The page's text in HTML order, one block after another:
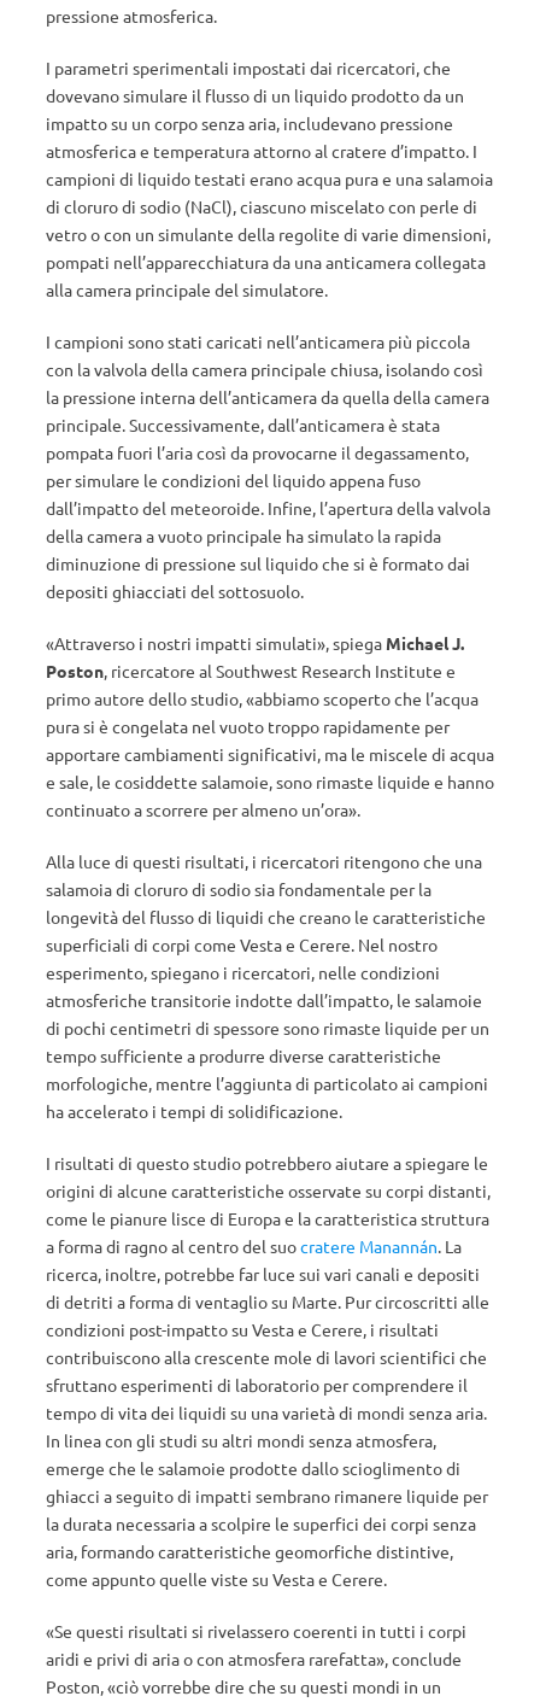
pressione atmosferica.
I parametri sperimentali impostati dai ricercatori, che
dovevano simulare il flusso di un liquido prodotto da un
impatto su un corpo senza aria, includevano pressione
atmosferica e temperatura attorno al cratere d’impatto. I
campioni di liquido testati erano acqua pura e una salamoia
di cloruro di sodio (NaCl), ciascuno miscelato con perle di
vetro o con un simulante della regolite di varie dimensioni,
pompati nell’apparecchiatura da una anticamera collegata
alla camera principale del simulatore.
I campioni sono stati caricati nell’anticamera più piccola
con la valvola della camera principale chiusa, isolando così
la pressione interna dell’anticamera da quella della camera
principale. Successivamente, dall’anticamera è stata
pompata fuori l’aria così da provocarne il degassamento,
per simulare le condizioni del liquido appena fuso
dall’impatto del meteoroide. Infine, l’apertura della valvola
della camera a vuoto principale ha simulato la rapida
diminuzione di pressione sul liquido che si è formato dai
depositi ghiacciati del sottosuolo.
«Attraverso i nostri impatti simulati», spiega Michael J.
Poston, ricercatore al Southwest Research Institute e
primo autore dello studio, «abbiamo scoperto che l’acqua
pura si è congelata nel vuoto troppo rapidamente per
apportare cambiamenti significativi, ma le miscele di acqua
e sale, le cosiddette salamoie, sono rimaste liquide e hanno
continuato a scorrere per almeno un’ora».
Alla luce di questi risultati, i ricercatori ritengono che una
salamoia di cloruro di sodio sia fondamentale per la
longevità del flusso di liquidi che creano le caratteristiche
superficiali di corpi come Vesta e Cerere. Nel nostro
esperimento, spiegano i ricercatori, nelle condizioni
atmosferiche transitorie indotte dall’impatto, le salamoie
di pochi centimetri di spessore sono rimaste liquide per un
tempo sufficiente a produrre diverse caratteristiche
morfologiche, mentre l’aggiunta di particolato ai campioni
ha accelerato i tempi di solidificazione.
I risultati di questo studio potrebbero aiutare a spiegare le
origini di alcune caratteristiche osservate su corpi distanti,
come le pianure lisce di Europa e la caratteristica struttura
a forma di ragno al centro del suocratere Manannán. La
ricerca, inoltre, potrebbe far luce sui vari canali e depositi
di detriti a forma di ventaglio su Marte. Pur circoscritti alle
condizioni post-impatto su Vesta e Cerere, i risultati
contribuiscono alla crescente mole di lavori scientifici che
sfruttano esperimenti di laboratorio per comprendere il
tempo di vita dei liquidi su una varietà di mondi senza aria.
In linea con gli studi su altri mondi senza atmosfera,
emerge che le salamoie prodotte dallo scioglimento di
ghiacci a seguito di impatti sembrano rimanere liquide per
la durata necessaria a scolpire le superfici dei corpi senza
aria, formando caratteristiche geomorfiche distintive,
come appunto quelle viste su Vesta e Cerere.
«Se questi risultati si rivelassero coerenti in tutti i corpi
aridi e privi di aria o con atmosfera rarefatta», conclude
Poston, «ciò vorrebbe dire che su questi mondi in un